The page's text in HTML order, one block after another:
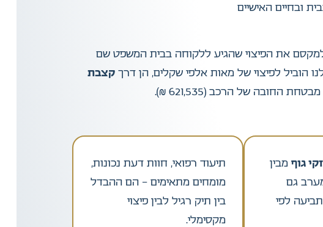
ובחיים האישיים
למקסם את הפיצוי שהגיע ללקוחה בבית המשפט שם
הוביל לפיצוי של מאות אלפי שקלים, הן דרךקצבת
החובה של הרכב (621,535 ₪).
גוף מבין
גם
לפי
תיעוד רפואי, חוות דעת נכונות,
מומחים מתאימים – הם ההבדל
בין תיק רגיל לבין פיצוי
מקסימלי.